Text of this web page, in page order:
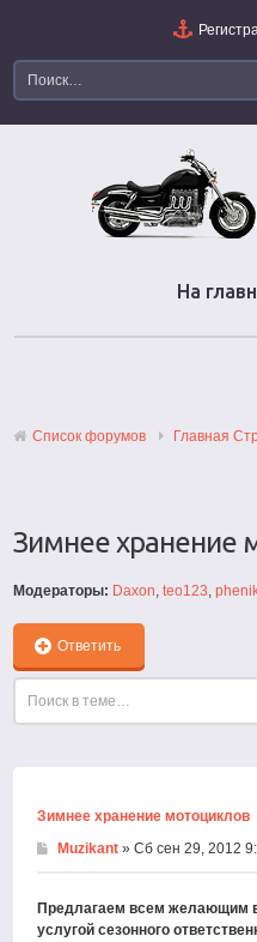
На
Список форумов Главная
Зимнее хранение
Модераторы: Daxon,teo123,
Ответить
Зимнее хранение мотоциклов
Muzikant » Сб сен 29, 2012
Предлагаем всем желающим
услугой сезонного